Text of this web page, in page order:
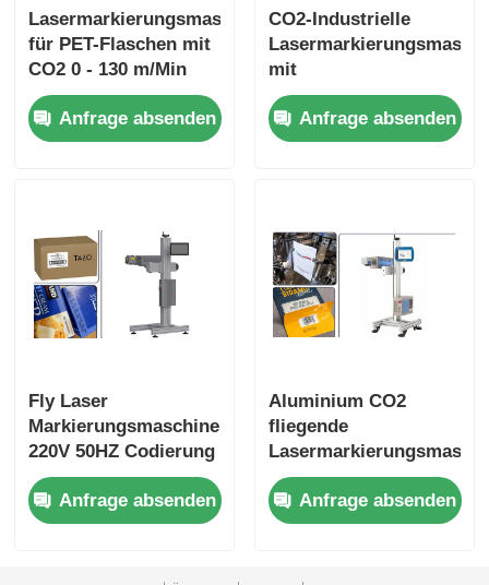
Lasermarkierungsmaschine
für PET-Flaschen mit
CO2 0 - 130 m/Min
mit Lasercoder
Anfrage absenden
CO2-Industrielle
mit
Datumskennzeichnung
für PET-Flaschen
Anfrage absenden
Fly Laser
Markierungsmaschine
220V 50HZ Codierung
unglaublich vielseitig
verschiedene
Konfigurationen
Anfrage absenden
Aluminium CO2
fliegende
30W 40W 60W
automatische
Sandstrahl-Oxidation
Anfrage absenden